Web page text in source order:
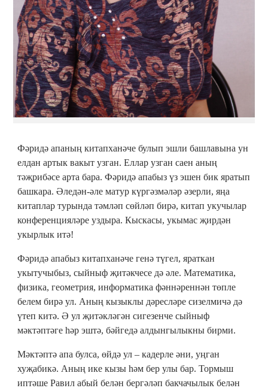
Фәридә апаның китапханәче булып эшли башлавына ун
елдан артык вакыт узган. Еллар узган саен аның
тәҗрибәсе арта бара. Фәридә апабыз үз эшен бик яратып
башкара. Әледән-әле матур күргәзмәләр әзерли, яңа
китаплар турында тәмләп сөйләп бирә, китап укучылар
конференцияләре уздыра. Кыскасы, укымас җирдән
укырлык итә!
Фәридә апабыз китапханәче генә түгел, яраткан
укытучыбыз, сыйныф җитәкчесе дә әле. Математика,
физика, геометрия, информатика фәннәреннән төпле
белем бирә ул. Аның кызыклы дәресләре сизелмичә дә
үтеп китә. Ә ул җитәкләгән сигезенче сыйныф
мәктәптәге һәр эштә, бәйгедә алдынгылыкны бирми.
Мәктәптә апа булса, өйдә ул – кадерле әни, уңган
хуҗабикә. Аның ике кызы һәм бер улы бар. Тормыш
иптәше Равил абый белән бергәләп бакчачылык белән